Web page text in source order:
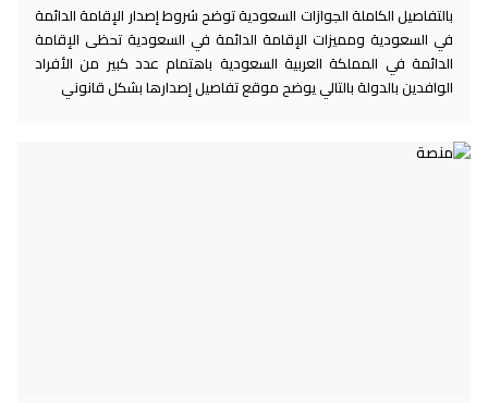
بالتفاصيل الكاملة الجوازات السعودية توضح شروط إصدار الإقامة الدائمة
في السعودية ومميزات الإقامة الدائمة في السعودية تحظى الإقامة
الدائمة في المملكة العربية السعودية باهتمام عدد كبير من الأفراد
الوافدين بالدولة بالتالي يوضح موقع تفاصيل إصدارها بشكل قانوني